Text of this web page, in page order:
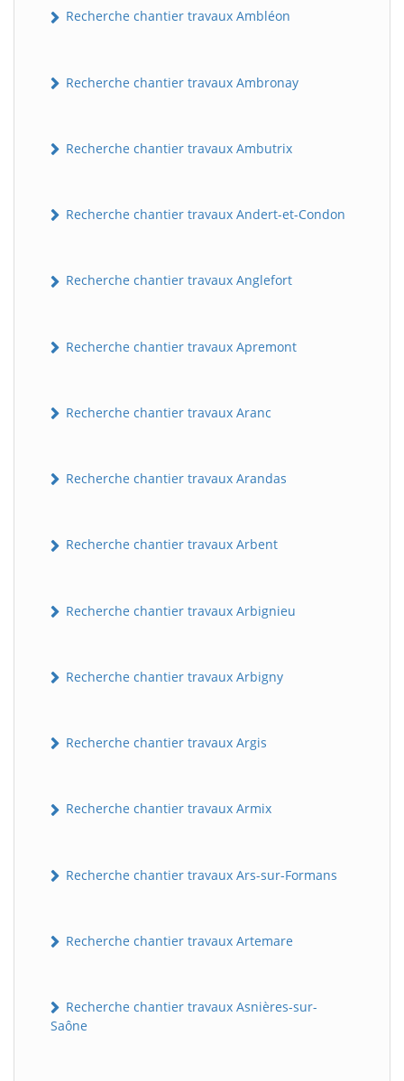
Recherche chantier travaux Ambléon
Recherche chantier travaux Ambronay
Recherche chantier travaux Ambutrix
Recherche chantier travaux Andert-et-Condon
Recherche chantier travaux Anglefort
Recherche chantier travaux Apremont
Recherche chantier travaux Aranc
Recherche chantier travaux Arandas
Recherche chantier travaux Arbent
Recherche chantier travaux Arbignieu
Recherche chantier travaux Arbigny
Recherche chantier travaux Argis
Recherche chantier travaux Armix
Recherche chantier travaux Ars-sur-Formans
Recherche chantier travaux Artemare
Recherche chantier travaux Asnières-sur-
Saône